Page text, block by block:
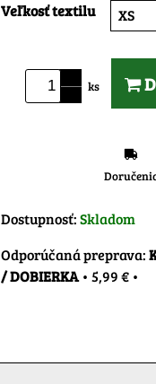
Veľkosť textilu XS
ks
Dostupnosť:Skladom
/ DOBIERKA• 5,99 € •